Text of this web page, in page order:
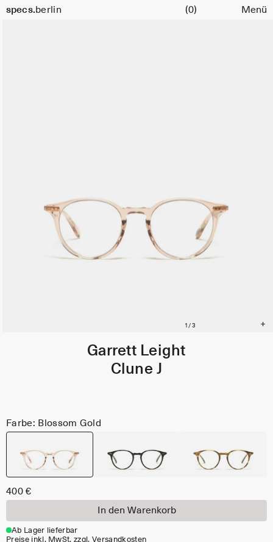
specs.berlin
Warenkorb (0) Menü
Garrett Leight
Clune J
Farbe: Blossom Gold
Größe
47
400 €
In den Warenkorb
Ab Lager lieferbar
Preise inkl. MwSt. zzgl. Versandkosten